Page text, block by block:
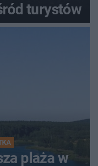
turystów
plaża w